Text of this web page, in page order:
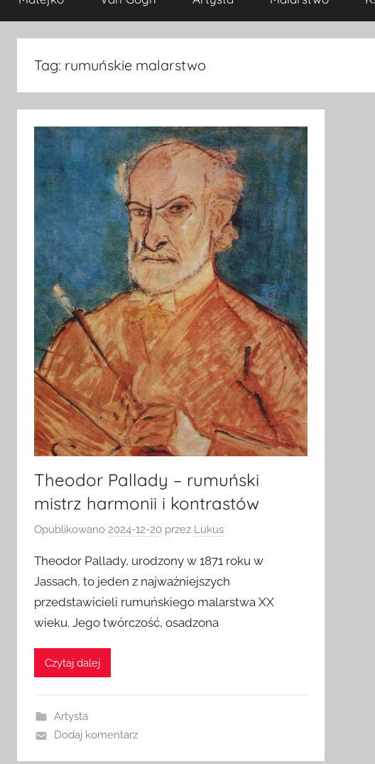
Tag: rumuńskie malarstwo
Theodor Pallady – rumuński
mistrz harmonii i kontrastów
Opublikowano 2024-12-20 przez Lukus
Theodor Pallady, urodzony w 1871 roku w
Jassach, to jeden z najważniejszych
przedstawicieli rumuńskiego malarstwa XX
wieku. Jego twórczość, osadzona
Czytaj dalej
Artysta
Dodaj komentarz